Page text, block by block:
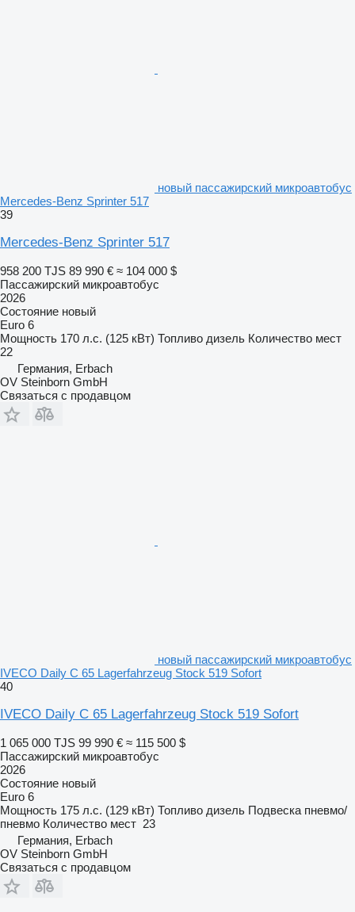
новый пассажирский микроавтобус
Mercedes-Benz Sprinter 517
39
Mercedes-Benz Sprinter 517
958 200 TJS 89 990 € ≈ 104 000 $
Пассажирский микроавтобус
2026
Состояние новый
Euro 6
Мощность 170 л.с. (125 кВт) Топливо дизель Количество мест
22
Германия, Erbach
OV Steinborn GmbH
Связаться с продавцом
новый пассажирский микроавтобус
IVECO Daily C 65 Lagerfahrzeug Stock 519 Sofort
40
IVECO Daily C 65 Lagerfahrzeug Stock 519 Sofort
1 065 000 TJS 99 990 € ≈ 115 500 $
Пассажирский микроавтобус
2026
Состояние новый
Euro 6
Мощность 175 л.с. (129 кВт) Топливо дизель Подвеска пневмо/
пневмо Количество мест 23
Германия, Erbach
OV Steinborn GmbH
Связаться с продавцом